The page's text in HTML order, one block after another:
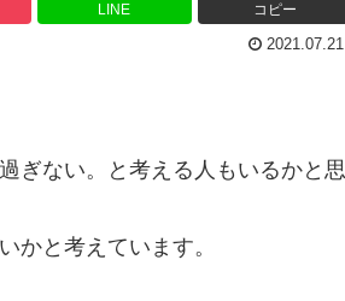
LINE コピー
2021.07.21
ぎない。と考える人もいるかと思
かと考えています。